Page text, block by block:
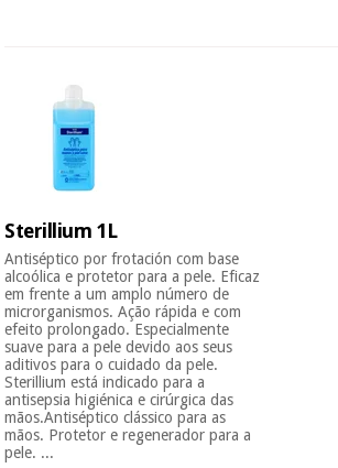
Sterillium 1L
Antiséptico por frotación com base
alcoólica e protetor para a pele. Eficaz
em frente a um amplo número de
microrganismos. Ação rápida e com
efeito prolongado. Especialmente
suave para a pele devido aos seus
aditivos para o cuidado da pele.
Sterillium está indicado para a
antisepsia higiénica e cirúrgica das
mãos.Antiséptico clássico para as
mãos. Protetor e regenerador para a
pele. ...